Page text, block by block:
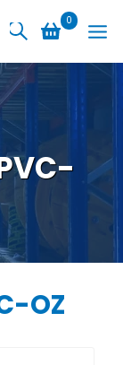
0
OZ